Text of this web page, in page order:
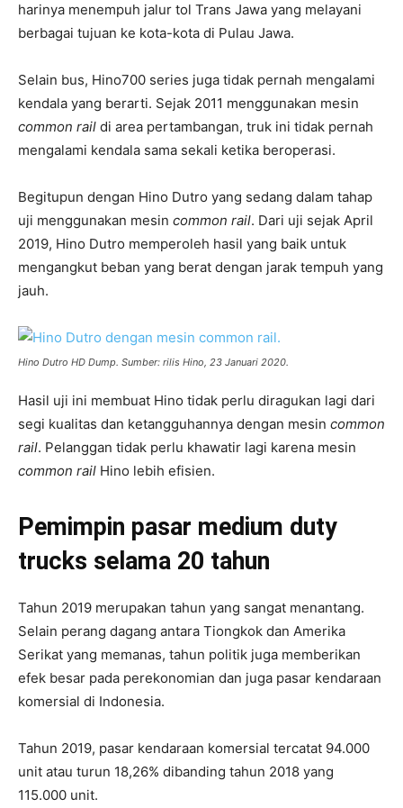
harinya menempuh jalur tol Trans Jawa yang melayani
berbagai tujuan ke kota-kota di Pulau Jawa.
Selain bus, Hino700 series juga tidak pernah mengalami
kendala yang berarti. Sejak 2011 menggunakan mesin
common rail di area pertambangan, truk ini tidak pernah
mengalami kendala sama sekali ketika beroperasi.
Begitupun dengan Hino Dutro yang sedang dalam tahap
uji menggunakan mesin common rail. Dari uji sejak April
2019, Hino Dutro memperoleh hasil yang baik untuk
mengangkut beban yang berat dengan jarak tempuh yang
jauh.
Hino Dutro HD Dump. Sumber: rilis Hino, 23 Januari 2020.
Hasil uji ini membuat Hino tidak perlu diragukan lagi dari
segi kualitas dan ketangguhannya dengan mesin common
rail. Pelanggan tidak perlu khawatir lagi karena mesin
common rail Hino lebih efisien.
Pemimpin pasar medium duty
trucks selama 20 tahun
Tahun 2019 merupakan tahun yang sangat menantang.
Selain perang dagang antara Tiongkok dan Amerika
Serikat yang memanas, tahun politik juga memberikan
efek besar pada perekonomian dan juga pasar kendaraan
komersial di Indonesia.
Tahun 2019, pasar kendaraan komersial tercatat 94.000
unit atau turun 18,26% dibanding tahun 2018 yang
115.000 unit.